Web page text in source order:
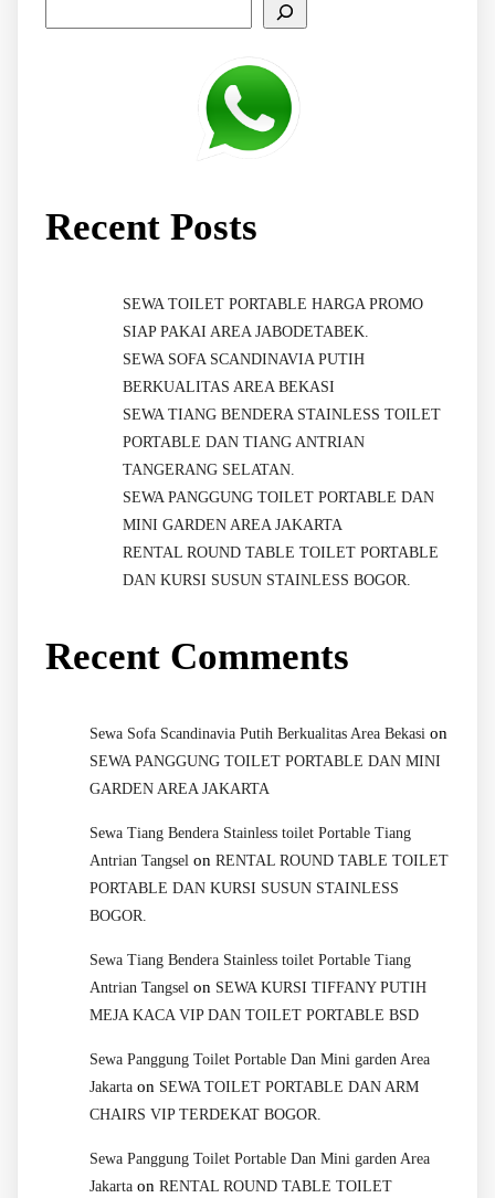
Recent Posts
SEWA TOILET PORTABLE HARGA PROMO
SIAP PAKAI AREA JABODETABEK.
SEWA SOFA SCANDINAVIA PUTIH
BERKUALITAS AREA BEKASI
SEWA TIANG BENDERA STAINLESS TOILET
PORTABLE DAN TIANG ANTRIAN
TANGERANG SELATAN.
SEWA PANGGUNG TOILET PORTABLE DAN
MINI GARDEN AREA JAKARTA
RENTAL ROUND TABLE TOILET PORTABLE
DAN KURSI SUSUN STAINLESS BOGOR.
Recent Comments
Sewa Sofa Scandinavia Putih Berkualitas Area Bekasi on
SEWA PANGGUNG TOILET PORTABLE DAN MINI
GARDEN AREA JAKARTA
Sewa Tiang Bendera Stainless toilet Portable Tiang
Antrian Tangsel on RENTAL ROUND TABLE TOILET
PORTABLE DAN KURSI SUSUN STAINLESS
BOGOR.
Sewa Tiang Bendera Stainless toilet Portable Tiang
Antrian Tangsel on SEWA KURSI TIFFANY PUTIH
MEJA KACA VIP DAN TOILET PORTABLE BSD
Sewa Panggung Toilet Portable Dan Mini garden Area
Jakarta on SEWA TOILET PORTABLE DAN ARM
CHAIRS VIP TERDEKAT BOGOR.
Sewa Panggung Toilet Portable Dan Mini garden Area
Jakarta on RENTAL ROUND TABLE TOILET